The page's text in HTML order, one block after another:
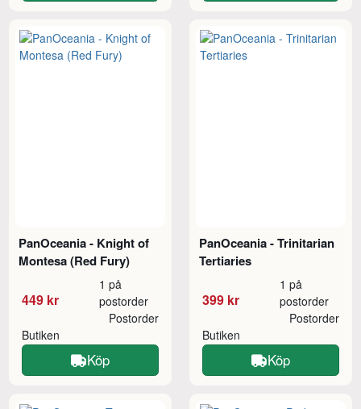
PanOceania - Knight of
Montesa (Red Fury)
449 kr
1 på
postorder
Butiken
Postorder
Köp
PanOceania - Trinitarian
Tertiaries
399 kr
1 på
postorder
Butiken
Postorder
Köp